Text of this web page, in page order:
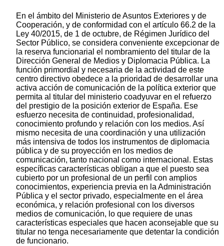
En el ámbito del Ministerio de Asuntos Exteriores y de
Cooperación, y de conformidad con el artículo 66.2 de la
Ley 40/2015, de 1 de octubre, de Régimen Jurídico del
Sector Público, se considera conveniente excepcionar de
la reserva funcionarial el nombramiento del titular de la
Dirección General de Medios y Diplomacia Pública. La
función primordial y necesaria de la actividad de este
centro directivo obedece a la prioridad de desarrollar una
activa acción de comunicación de la política exterior que
permita al titular del ministerio coadyuvar en el refuerzo
del prestigio de la posición exterior de España. Ese
esfuerzo necesita de continuidad, profesionalidad,
conocimiento profundo y relación con los medios. Así
mismo necesita de una coordinación y una utilización
más intensiva de todos los instrumentos de diplomacia
pública y de su proyección en los medios de
comunicación, tanto nacional como internacional. Estas
específicas características obligan a que el puesto sea
cubierto por un profesional de un perfil con amplios
conocimientos, experiencia previa en la Administración
Pública y el sector privado, especialmente en el área
económica, y relación profesional con los diversos
medios de comunicación, lo que requiere de unas
características especiales que hacen aconsejable que su
titular no tenga necesariamente que detentar la condición
de funcionario.